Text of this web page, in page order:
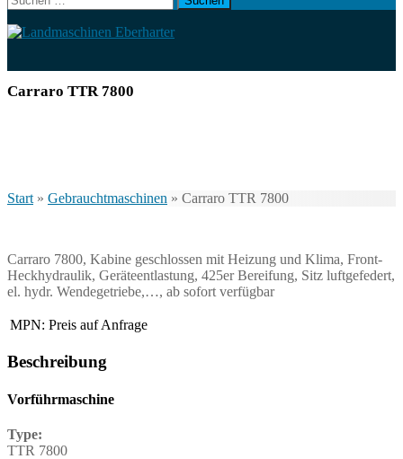
nach:
Carraro TTR 7800
Start » Gebrauchtmaschinen » Carraro TTR 7800
Carraro 7800, Kabine geschlossen mit Heizung und Klima, Front-
Heckhydraulik, Geräteentlastung, 425er Bereifung, Sitz luftgefedert,
el. hydr. Wendegetriebe,…, ab sofort verfügbar
MPN: Preis auf Anfrage
Beschreibung
Vorführmaschine
Type:
TTR 7800